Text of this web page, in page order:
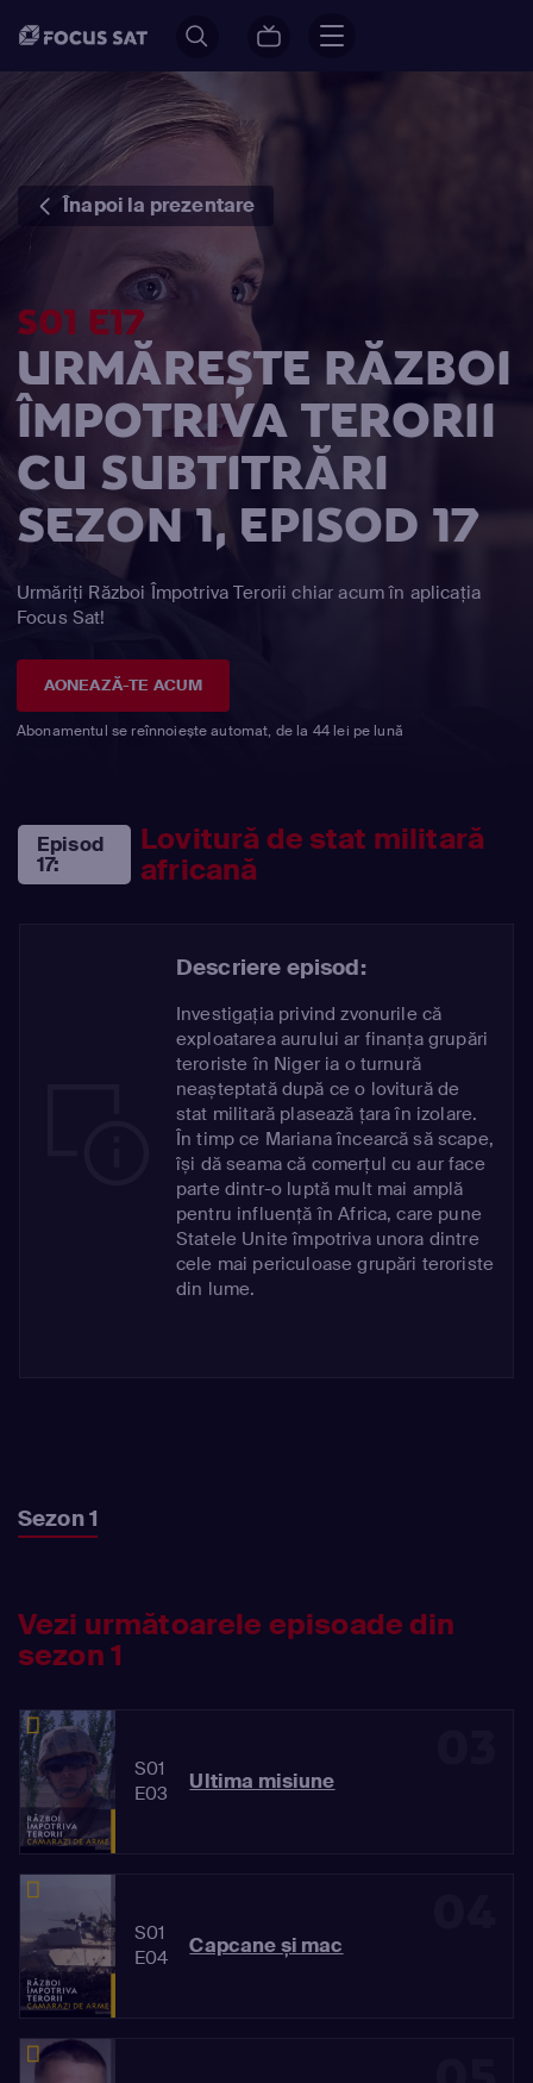
Înapoi la prezentare
S01 E17
URMĂREȘTE RĂZBOI
ÎMPOTRIVA TERORII
CU SUBTITRĂRI
SEZON 1, EPISOD 17
Urmăriți Război Împotriva Terorii chiar acum în aplicația
Focus Sat!
AONEAZĂ-TE ACUM
Abonamentul se reînnoiește automat, de la 44 lei pe lună
Episod
17:
Lovitură de stat militară
africană
Descriere episod:
Investigația privind zvonurile că
exploatarea aurului ar finanța grupări
teroriste în Niger ia o turnură
neașteptată după ce o lovitură de
stat militară plasează țara în izolare.
În timp ce Mariana încearcă să scape,
își dă seama că comerțul cu aur face
parte dintr-o luptă mult mai amplă
pentru influență în Africa, care pune
Statele Unite împotriva unora dintre
cele mai periculoase grupări teroriste
din lume.
Sezon 1
Vezi următoarele episoade din
sezon 1
S01
E03
Ultima misiune
S01
E04
Capcane și mac